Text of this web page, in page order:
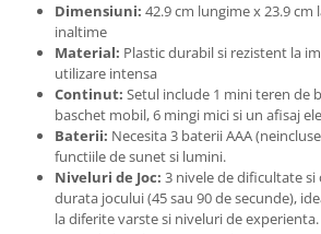
Dimensiuni: 42.9 cm lungime x 23.9 cm
inaltime
Material: Plastic durabil si rezistent la
utilizare intensa
Continut: Setul include 1 mini teren de
baschet mobil, 6 mingi mici si un afisaj
Baterii: Necesita 3 baterii AAA
functiile de sunet si lumini.
Niveluri de Joc: 3 nivele de dificultate
durata jocului (45 sau 90 de secunde),
la diferite varste si niveluri de experienta.